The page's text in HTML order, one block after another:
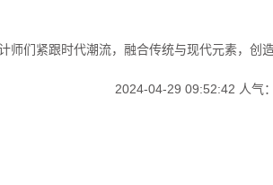
师们紧跟时代潮流，融合传统与现代元素，创
2024-04-29 09:52:42 人气